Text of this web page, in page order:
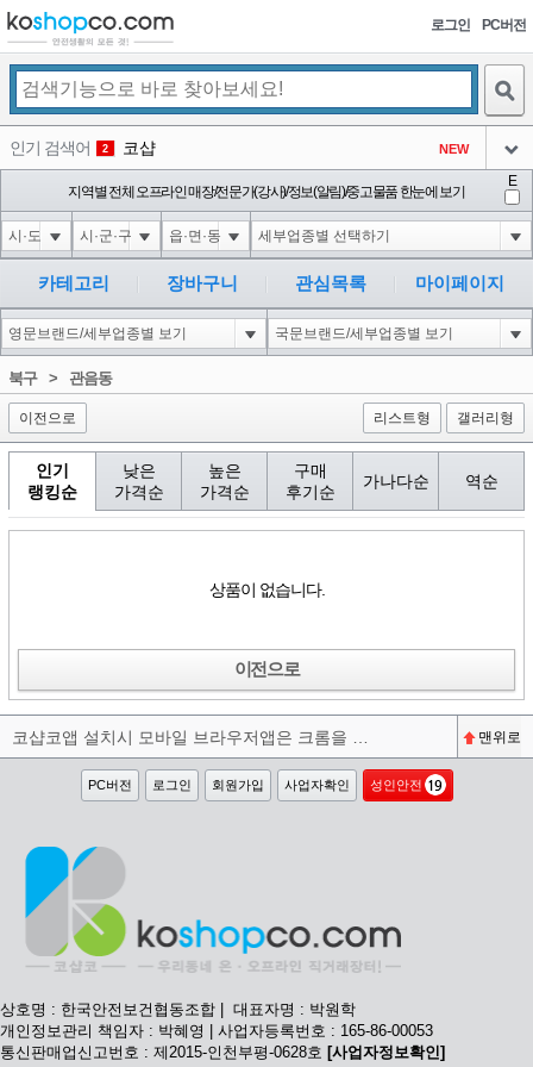
로그인 PC버전
인기 검색어 2 코샵 NEW
3 익스
아이콘
4 1-1); waitfor delay '0:0:15' --
아이콘
5 10'XOR(1*if(now()=sysdate(),sleep(15),0))XOR'Z
아이콘
1
6 1*DBMS_PIPE.RECEIVE_MESSAGE(CHR(99)||CHR(99)||CHR(99),15)
아이콘
1
1
지역별 전체 오프라인 매장/전문가(강사)/정보(알림)/중고물품 한눈에 보기
E
카테고리 장바구니 관심목록 마이페이지
북구> 관음동
이전으로 리스트형 갤러리형
인기
랭킹순
낮은
가격순
높은
가격순
구매
후기순
가나다순 역순
상품이 없습니다.
이전으로
맨위로
PC버전 로그인 회원가입 사업자확인 성인안전
상호명 : 한국안전보건협동조합 | 대표자명 : 박원학
개인정보관리 책임자 : 박혜영 | 사업자등록번호 : 165-86-00053
통신판매업신고번호 : 제2015-인천부평-0628호 [사업자정보확인]